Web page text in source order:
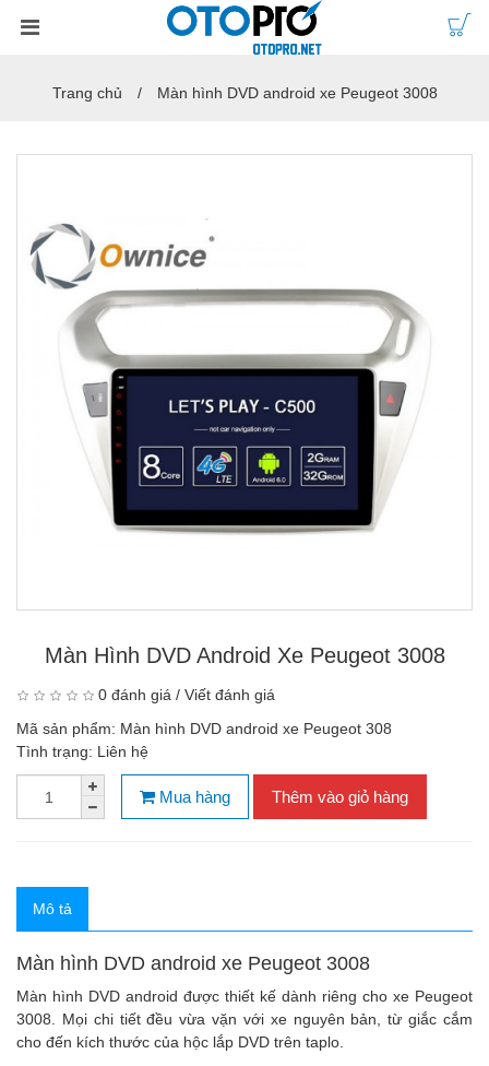
Trang chủ Màn hình DVD android xe Peugeot 3008
Màn Hình DVD Android Xe Peugeot 3008
0 đánh giá / Viết đánh giá
Mã sản phẩm: Màn hình DVD android xe Peugeot 308
Tình trạng: Liên hệ
Mua hàng Thêm vào giỏ hàng
Mô tả
Màn hình DVD android xe Peugeot 3008
Màn hình DVD android được thiết kế dành riêng cho xe Peugeot
3008. Mọi chi tiết đều vừa vặn với xe nguyên bản, từ giắc cắm
cho đến kích thước của hộc lắp DVD trên taplo.